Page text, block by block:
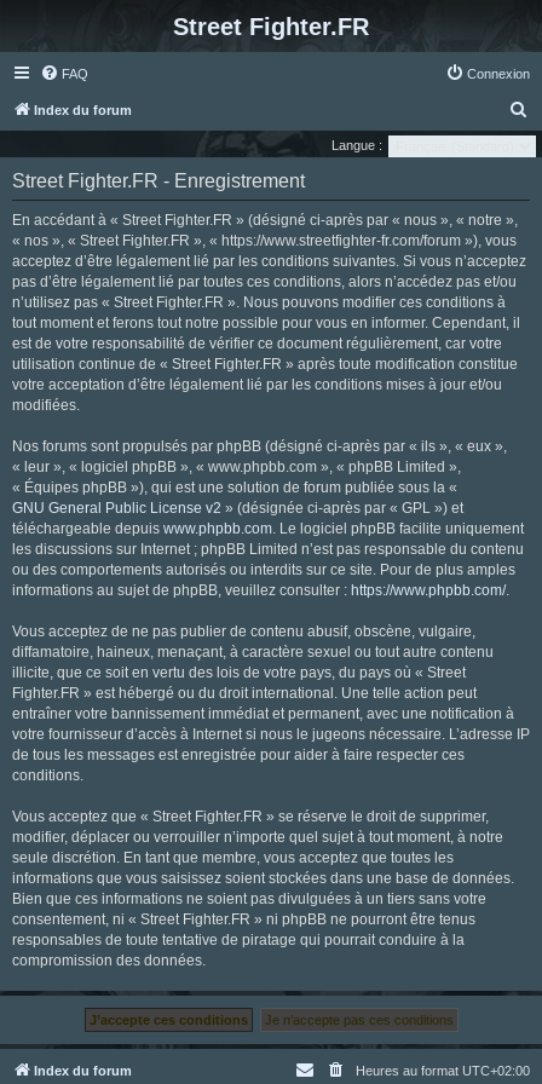
Street Fighter.FR
FAQ Connexion
Index du forum
e
Langue :
Street Fighter.FR - Enregistrement
En accédant à « Street Fighter.FR » (désigné ci-après par « nous », « notre »,
« nos », « Street Fighter.FR », « https://www.streetfighter-fr.com/forum »), vous
acceptez d’être légalement lié par les conditions suivantes. Si vous n’acceptez
pas d’être légalement lié par toutes ces conditions, alors n’accédez pas et/ou
n’utilisez pas « Street Fighter.FR ». Nous pouvons modifier ces conditions à
tout moment et ferons tout notre possible pour vous en informer. Cependant, il
est de votre responsabilité de vérifier ce document régulièrement, car votre
utilisation continue de « Street Fighter.FR » après toute modification constitue
votre acceptation d’être légalement lié par les conditions mises à jour et/ou
modifiées.
Nos forums sont propulsés par phpBB (désigné ci-après par « ils », « eux »,
« leur », « logiciel phpBB », « www.phpbb.com », « phpBB Limited »,
« Équipes phpBB »), qui est une solution de forum publiée sous la «
GNU General Public License v2 » (désignée ci-après par « GPL ») et
téléchargeable depuis www.phpbb.com. Le logiciel phpBB facilite uniquement
les discussions sur Internet ; phpBB Limited n’est pas responsable du contenu
ou des comportements autorisés ou interdits sur ce site. Pour de plus amples
informations au sujet de phpBB, veuillez consulter : https://www.phpbb.com/.
Vous acceptez de ne pas publier de contenu abusif, obscène, vulgaire,
diffamatoire, haineux, menaçant, à caractère sexuel ou tout autre contenu
illicite, que ce soit en vertu des lois de votre pays, du pays où « Street
Fighter.FR » est hébergé ou du droit international. Une telle action peut
entraîner votre bannissement immédiat et permanent, avec une notification à
votre fournisseur d’accès à Internet si nous le jugeons nécessaire. L’adresse IP
de tous les messages est enregistrée pour aider à faire respecter ces
conditions.
Vous acceptez que « Street Fighter.FR » se réserve le droit de supprimer,
modifier, déplacer ou verrouiller n’importe quel sujet à tout moment, à notre
seule discrétion. En tant que membre, vous acceptez que toutes les
informations que vous saisissez soient stockées dans une base de données.
Bien que ces informations ne soient pas divulguées à un tiers sans votre
consentement, ni « Street Fighter.FR » ni phpBB ne pourront être tenus
responsables de toute tentative de piratage qui pourrait conduire à la
compromission des données.
Index du forum Heures au format UTC+02:00